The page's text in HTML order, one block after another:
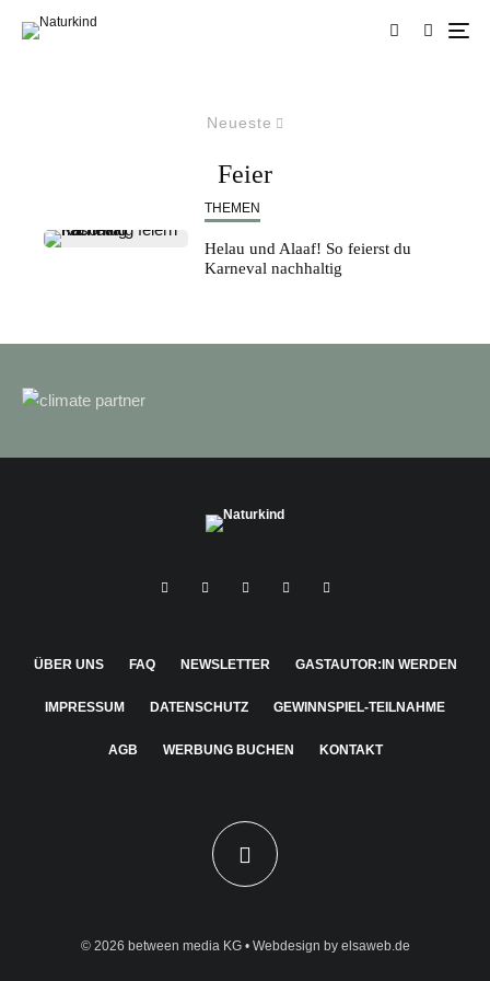
Neueste
Feier
THEMEN
Helau und Alaaf! So feierst du
Karneval nachhaltig
ÜBER UNS FAQ NEWSLETTER GASTAUTOR:IN WERDEN
IMPRESSUM DATENSCHUTZ GEWINNSPIEL-TEILNAHME
AGB WERBUNG BUCHEN KONTAKT
© 2026 between media KG• Webdesign by elsaweb.de